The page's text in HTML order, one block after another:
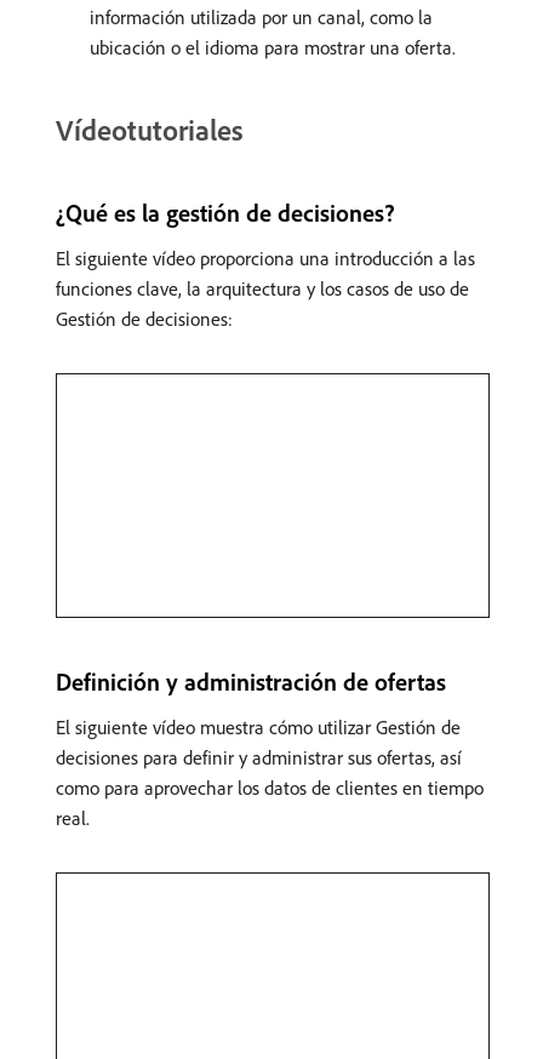
información utilizada por un canal, como la
ubicación o el idioma para mostrar una oferta.
Vídeotutoriales
¿Qué es la gestión de decisiones?
El siguiente vídeo proporciona una introducción a las
funciones clave, la arquitectura y los casos de uso de
Gestión de decisiones:
Definición y administración de ofertas
El siguiente vídeo muestra cómo utilizar Gestión de
decisiones para definir y administrar sus ofertas, así
como para aprovechar los datos de clientes en tiempo
real.